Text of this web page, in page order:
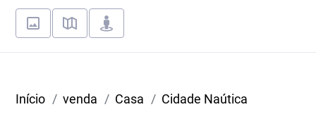
Início venda Casa Cidade Naútica